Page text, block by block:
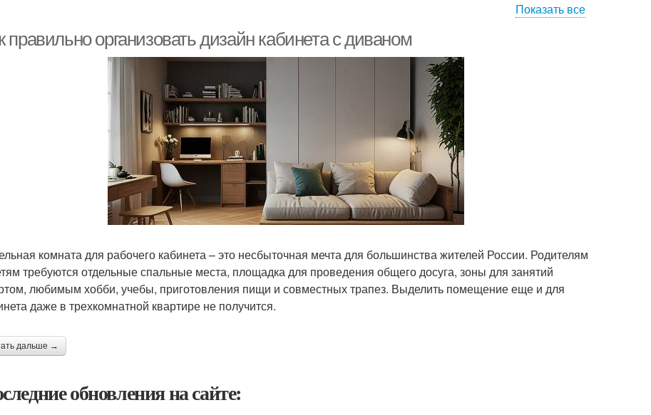
Показать все
правильно организовать дизайн кабинета с диваном
комната для рабочего кабинета – это несбыточная мечта для большинства жителей России. Родителям
требуются отдельные спальные места, площадка для проведения общего досуга, зоны для занятий
любимым хобби, учебы, приготовления пищи и совместных трапез. Выделить помещение еще и для
даже в трехкомнатной квартире не получится.
дальше →
обновления на сайте: